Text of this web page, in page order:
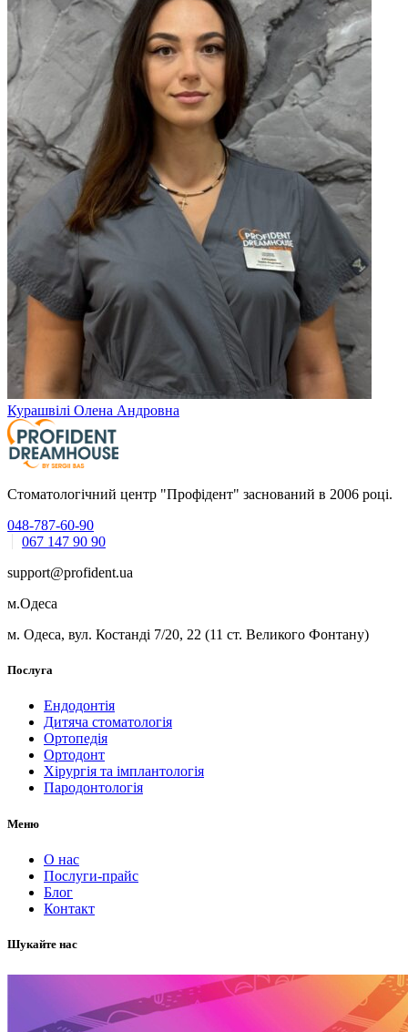
Курашвілі Олена Андровна
Стоматологічний центр "Профідент" заснований в 2006 році.
048-787-60-90
067 147 90 90
support@profident.ua
м.Одеса
м. Одеса, вул. Костанді 7/20, 22 (11 ст. Великого Фонтану)
Послуга
Ендодонтія
Дитяча стоматологія
Ортопедія
Ортодонт
Хірургія та імплантологія
Пародонтологія
Меню
О нас
Послуги-прайс
Блог
Контакт
Шукайте нас
Слідкуйте за нами в соцмережах.